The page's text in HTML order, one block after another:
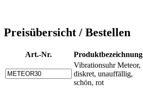
Preisübersicht / Bestellen
Art.-Nr. Produktbezeichnung
Vibrationsuhr Meteor,
diskret, unauffällig,
schön, rot